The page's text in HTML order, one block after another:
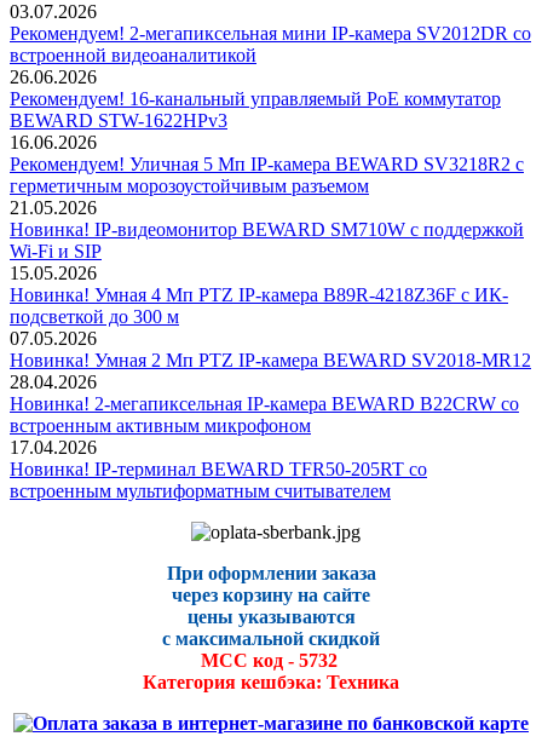
03.07.2026
Рекомендуем! 2-мегапиксельная мини IP-камера SV2012DR со
встроенной видеоаналитикой
26.06.2026
Рекомендуем! 16-канальный управляемый PoE коммутатор
BEWARD STW-1622HPv3
16.06.2026
Рекомендуем! Уличная 5 Мп IP-камера BEWARD SV3218R2 с
герметичным морозоустойчивым разъемом
21.05.2026
Новинка! IP-видеомонитор BEWARD SM710W с поддержкой
Wi-Fi и SIP
15.05.2026
Новинка! Умная 4 Мп PTZ IP-камера B89R-4218Z36F с ИК-
подсветкой до 300 м
07.05.2026
Новинка! Умная 2 Мп PTZ IP-камера BEWARD SV2018-MR12
28.04.2026
Новинка! 2-мегапиксельная IP-камера BEWARD B22CRW со
встроенным активным микрофоном
17.04.2026
Новинка! IP-терминал BEWARD TFR50-205RT со
встроенным мультиформатным считывателем
При оформлении заказа
через корзину на сайте
цены указываются
с максимальной скидкой
МСС код - 5732
Категория кешбэка: Техника